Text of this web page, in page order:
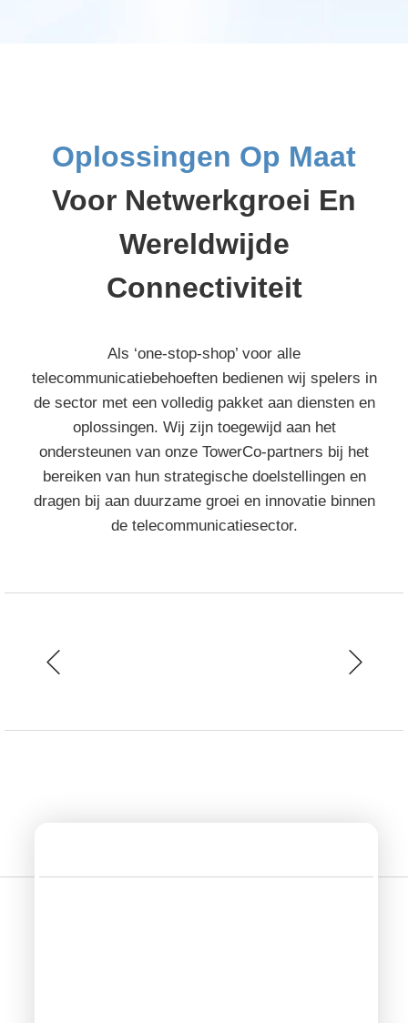
Oplossingen Op Maat
Voor Netwerkgroei En
Wereldwijde
Connectiviteit
Als ‘one-stop-shop’ voor alle
telecommunicatiebehoeften bedienen wij spelers in
de sector met een volledig pakket aan diensten en
oplossingen. Wij zijn toegewijd aan het
ondersteunen van onze TowerCo-partners bij het
bereiken van hun strategische doelstellingen en
dragen bij aan duurzame groei en innovatie binnen
de telecommunicatiesector.